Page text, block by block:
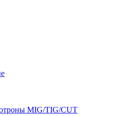
MIG/TIG/CUT